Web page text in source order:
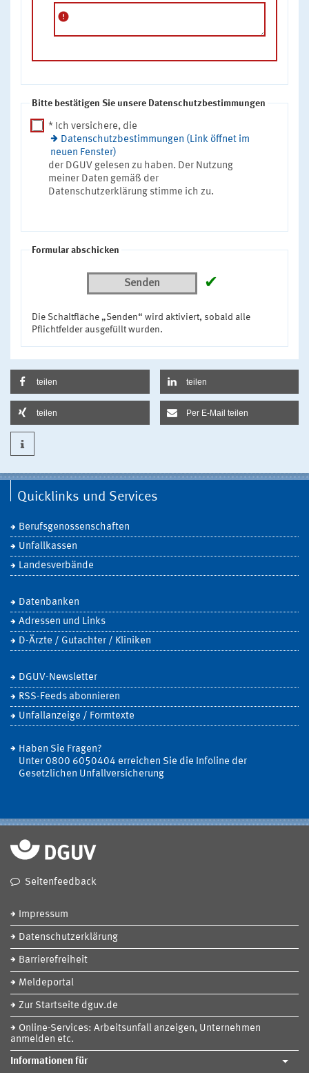
error
Bitte bestätigen Sie unsere Datenschutzbestimmungen
* Ich versichere, die
Datenschutzbestimmungen (Link öffnet im
neuen Fenster)
der DGUV gelesen zu haben. Der Nutzung
meiner Daten gemäß der
Datenschutzerklärung stimme ich zu.
Formular abschicken
Senden ✔
Die Schaltfläche „Senden“ wird aktiviert, sobald alle
Pflichtfelder ausgefüllt wurden.
teilen teilen
teilen Per E-Mail teilen
Quicklinks und Services
Berufsgenossenschaften
Unfallkassen
Landesverbände
Datenbanken
Adressen und Links
D-Ärzte / Gutachter / Kliniken
DGUV-Newsletter
RSS-Feeds abonnieren
Unfallanzeige / Formtexte
Haben Sie Fragen?
Unter 0800 6050404 erreichen Sie die Infoline der
Gesetzlichen Unfallversicherung
Seitenfeedback
Impressum
Datenschutzerklärung
Barrierefreiheit
Meldeportal
Zur Startseite dguv.de
Online-Services: Arbeitsunfall anzeigen, Unternehmen
anmelden etc.
Informationen für